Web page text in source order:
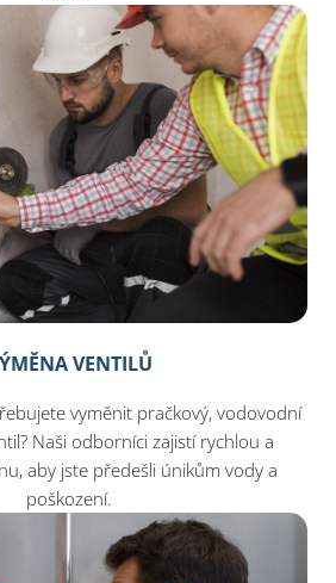
VENTILŮ
vyměnit pračkový, vodovodní
Naši odborníci zajistí rychlou a
aby jste předešli únikům vody a
poškození.